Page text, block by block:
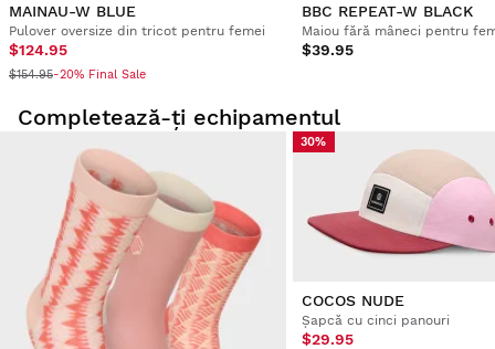
MAINAU-W BLUE
Pulover oversize din tricot pentru femei
$124.95
$154.95-20% Final Sale
BBC REPEAT-W BLACK
$39.95
Completează-ți echipamentul
30%
COCOS NUDE
Șapcă cu cinci panouri
$29.95